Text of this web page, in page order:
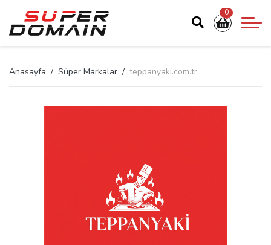
0
Anasayfa Süper Markalar teppanyaki.com.tr